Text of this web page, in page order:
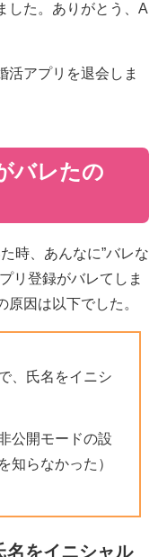
した。ありがとう、A
活アプリを退会しま
バレたの
時、あんなに”バレな
リ登録がバレてしま
因は以下でした。
、氏名をイニシ
公開モードの設
知らなかった）
名をイニシャル